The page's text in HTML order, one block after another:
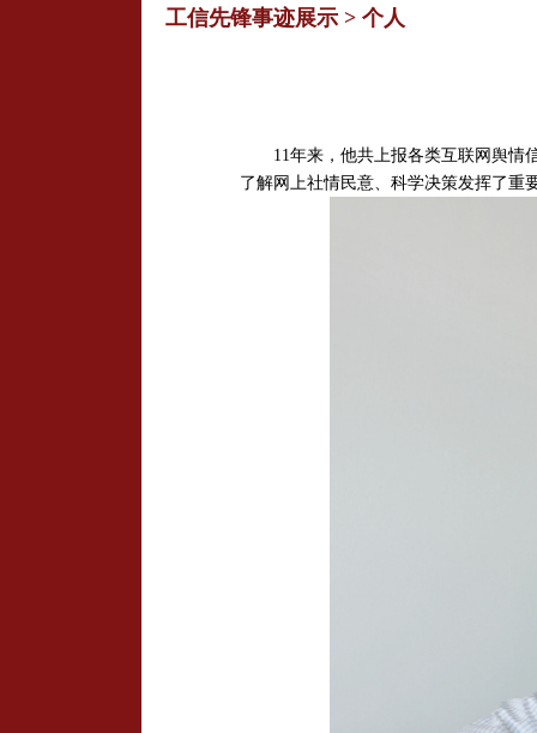
工信先锋事迹展示 > 个人
11年来，他共上报各类互联网舆情
了解网上社情民意、科学决策发挥了重